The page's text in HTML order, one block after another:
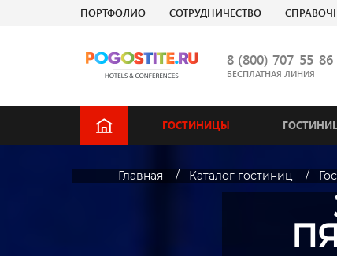
ПОРТФОЛИО СОТРУДНИЧЕСТВО
8 (800) 707-55-86
БЕСПЛАТНАЯ ЛИНИЯ
ГОСТИНИЦЫ
Главная Каталог гостиниц